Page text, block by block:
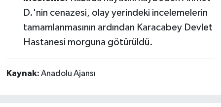
D.'nin cenazesi, olay yerindeki incelemelerin
tamamlanmasının ardından Karacabey Devlet
Hastanesi morguna götürüldü.
Kaynak: Anadolu Ajansı
SPOR